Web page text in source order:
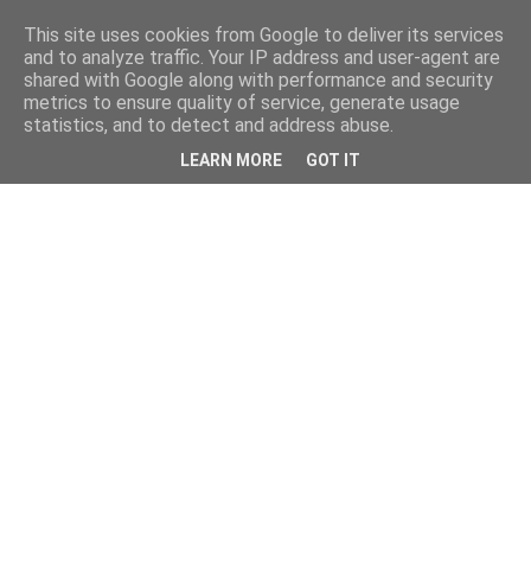
This site uses cookies from Google to deliver its services
and to analyze traffic. Your IP address and user-agent are
shared with Google along with performance and security
metrics to ensure quality of service, generate usage
statistics, and to detect and address abuse.
LEARN MORE GOT IT